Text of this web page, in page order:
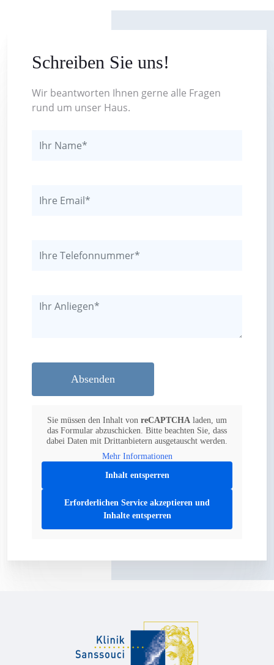
Schreiben Sie uns!
Wir beantworten Ihnen gerne alle Fragen
rund um unser Haus.
Sie müssen den Inhalt von reCAPTCHA laden, um
das Formular abzuschicken. Bitte beachten Sie, dass
dabei Daten mit Drittanbietern ausgetauscht werden.
Mehr Informationen
Inhalt entsperren
Erforderlichen Service akzeptieren und
Inhalte entsperren